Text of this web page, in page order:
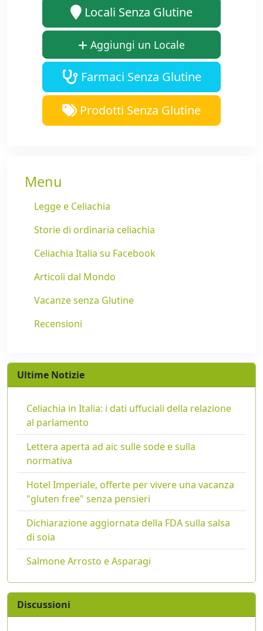
Locali Senza Glutine
Aggiungi un Locale
Farmaci Senza Glutine
Prodotti Senza Glutine
Menu
Legge e Celiachia
Storie di ordinaria celiachia
Celiachia Italia su Facebook
Articoli dal Mondo
Vacanze senza Glutine
Recensioni
Ultime Notizie
Celiachia in Italia: i dati uffuciali della relazione
al parlamento
Lettera aperta ad aic sulle sode e sulla
normativa
Hotel Imperiale, offerte per vivere una vacanza
"gluten free" senza pensieri
Dichiarazione aggiornata della FDA sulla salsa
di soia
Salmone Arrosto e Asparagi
Discussioni